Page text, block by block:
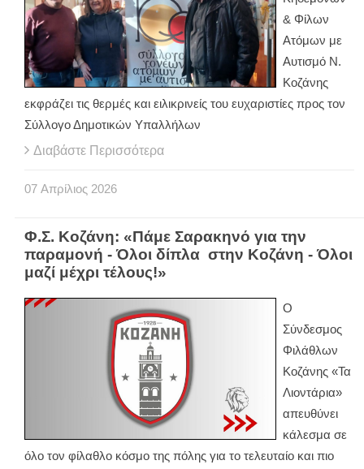
& Φίλων
Ατόμων με
Αυτισμό Ν.
Κοζάνης
εκφράζει τις θερμές και ειλικρινείς του ευχαριστίες προς τον
Σύλλογο Δημοτικών Υπαλλήλων
Διαβάστε Περισσότερα
07 Απρίλιος 2026
Φ.Σ. Κοζάνη: «Πάμε Σαρακηνό για την
παραμονή - Όλοι δίπλα στην Κοζάνη - Όλοι
μαζί μέχρι τέλους!»
Ο
Σύνδεσμος
Φιλάθλων
Κοζάνης «Τα
Λιοντάρια»
απευθύνει
κάλεσμα σε
όλο τον φίλαθλο κόσμο της πόλης για το τελευταίο και πιο